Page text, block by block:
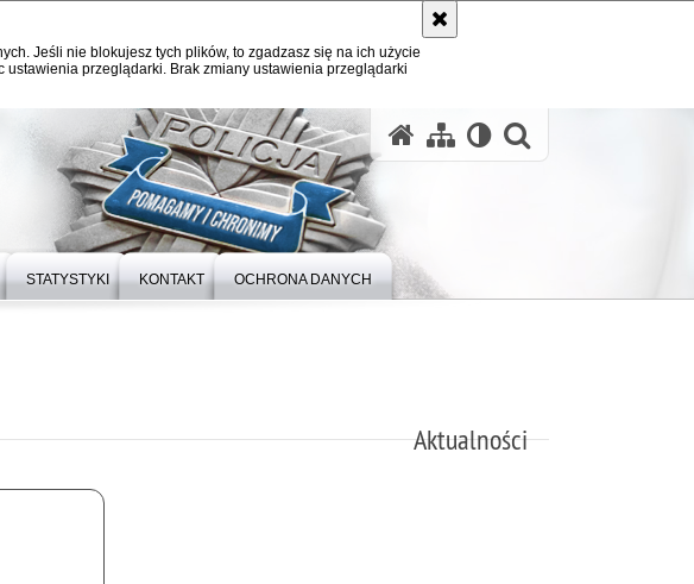
Jeśli nie blokujesz tych plików, to zgadzasz się na ich użycie
przeglądarki. Brak zmiany ustawienia przeglądarki
STATYSTYKI KONTAKT OCHRONA DANYCH
Aktualności